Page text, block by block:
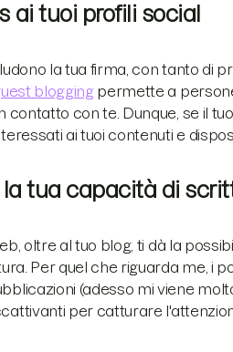
ai tuoi profili social
la tua firma, con tanto di
bloggingpermette a
con te. Dunque, se il
ai tuoi contenuti e
tua capacità di
oltre al tuo blog, ti dà la
Per quel che riguarda me, i
(adesso mi viene
per catturare